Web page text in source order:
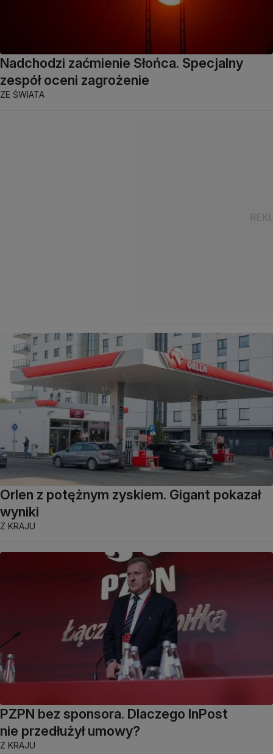
Nadchodzi zaćmienie Słońca. Specjalny
zespół oceni zagrożenie
ZE ŚWIATA
Orlen z potężnym zyskiem. Gigant pokazał
wyniki
Z KRAJU
PZPN bez sponsora. Dlaczego InPost
nie przedłużył umowy?
Z KRAJU